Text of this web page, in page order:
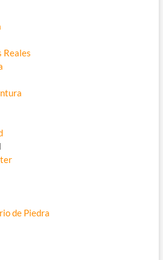
Reales
de Piedra